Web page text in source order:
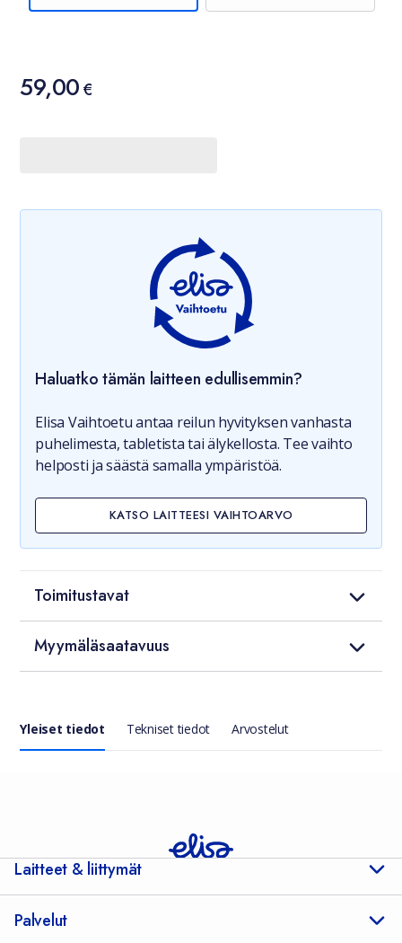
Hinta
59,00 €
59,00€
Haluatko tämän laitteen edullisemmin?
Elisa Vaihtoetu antaa reilun hyvityksen vanhasta
puhelimesta, tabletista tai älykellosta. Tee vaihto
helposti ja säästä samalla ympäristöä.
KATSO LAITTEESI VAIHTOARVO
Toimitustavat
Myymäläsaatavuus
Yleiset tiedot Tekniset tiedot Arvostelut
Laitteet & liittymät
Palvelut